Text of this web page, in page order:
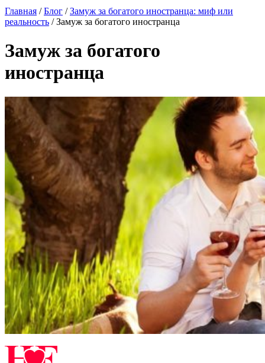
Главная /Блог /Замуж за богатого иностранца: миф или
реальность /Замуж за богатого иностранца
Замуж за богатого
иностранца